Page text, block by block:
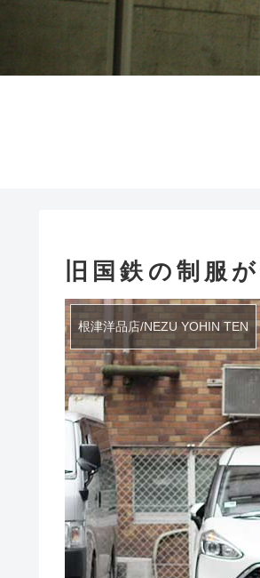
旧国鉄の制服
根津洋品店/NEZU YOHIN TEN